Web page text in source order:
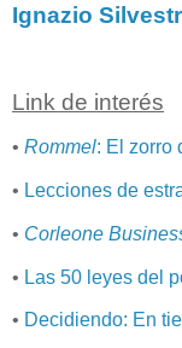
Ignazio
Link de interés
• Rommel: El zorro
• Lecciones de
• Corleone
• Las 50 leyes del
• Decidiendo: En